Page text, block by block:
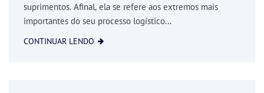
suprimentos. Afinal, ela se refere aos extremos mais
importantes do seu processo logístico...
CONTINUAR LENDO